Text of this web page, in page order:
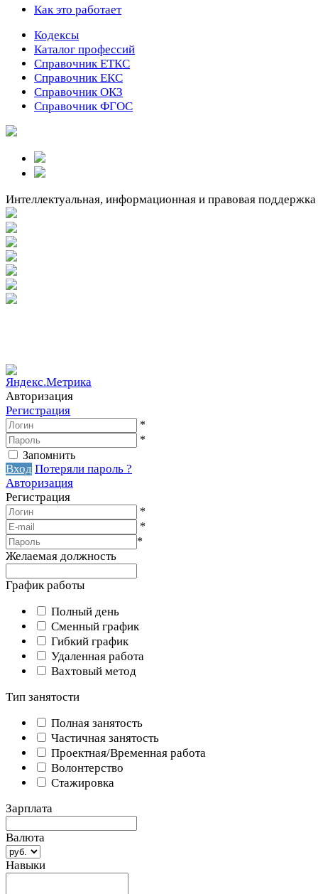
Как это работает
Кодексы
Каталог профессий
Справочник ЕТКС
Справочник ЕКС
Справочник ОКЗ
Справочник ФГОС
Интеллектуальная, информационная и правовая поддержка
Авторизация
Регистрация
*
*
Запомнить
Вход Потеряли пароль ?
Авторизация
Регистрация
*
*
*
Желаемая должность
График работы
Полный день
Сменный график
Гибкий график
Удаленная работа
Вахтовый метод
Тип занятости
Полная занятость
Частичная занятость
Проектная/Временная работа
Волонтерство
Стажировка
Зарплата
Валюта
Навыки